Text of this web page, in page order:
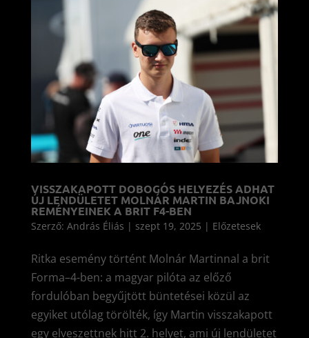
VISSZAKAPOTT DOBOGÓS HELYEZÉS ADHAT
ÚJ LENDÜLETET MOLNÁR MARTIN BAJNOKI
REMÉNYEINEK A BRIT F4-BEN
Szerző: András Éliás | szept 19, 2025 | Előzetesek
Ritka esemény történt Molnár Martinnal a brit
Forma–4-ben: a magyar pilóta az előző
fordulóban begyűjtött büntetései közül az
egyiket utólag törölték, így Martin visszakapott
egy elveszettnek hitt 2. helyet, ami új lendületet